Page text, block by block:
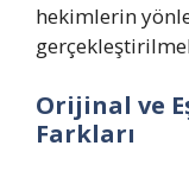
hekimlerin
Orijinal ve
Farkları